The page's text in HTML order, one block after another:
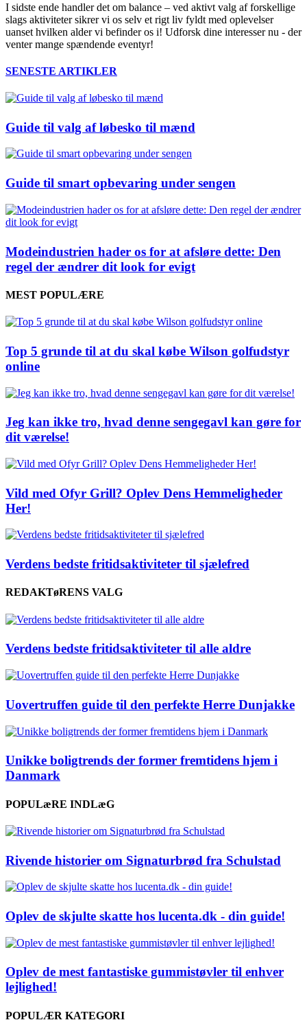
I sidste ende handler det om balance – ved aktivt valg af forskellige
slags aktiviteter sikrer vi os selv et rigt liv fyldt med oplevelser
uanset hvilken alder vi befinder os i! Udforsk dine interesser nu - der
venter mange spændende eventyr!
SENESTE ARTIKLER
Guide til valg af løbesko til mænd
Guide til smart opbevaring under sengen
Modeindustrien hader os for at afsløre dette: Den
regel der ændrer dit look for evigt
MEST POPULÆRE
Top 5 grunde til at du skal købe Wilson golfudstyr
online
Jeg kan ikke tro, hvad denne sengegavl kan gøre for
dit værelse!
Vild med Ofyr Grill? Oplev Dens Hemmeligheder
Her!
Verdens bedste fritidsaktiviteter til sjælefred
REDAKTøRENS VALG
Verdens bedste fritidsaktiviteter til alle aldre
Uovertruffen guide til den perfekte Herre Dunjakke
Unikke boligtrends der former fremtidens hjem i
Danmark
POPULæRE INDLæG
Rivende historier om Signaturbrød fra Schulstad
Oplev de skjulte skatte hos lucenta.dk - din guide!
Oplev de mest fantastiske gummistøvler til enhver
lejlighed!
POPULÆR KATEGORI